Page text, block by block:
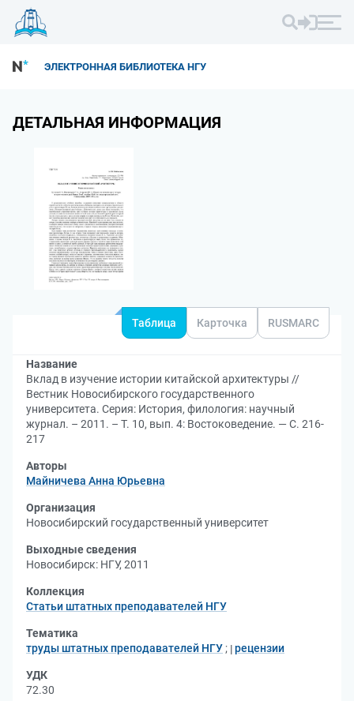
ЭЛЕКТРОННАЯ БИБЛИОТЕКА НГУ
ДЕТАЛЬНАЯ ИНФОРМАЦИЯ
Таблица Карточка RUSMARC
Название
Вклад в изучение истории китайской архитектуры //
Вестник Новосибирского государственного
университета. Серия: История, филология: научный
журнал. – 2011. – Т. 10, вып. 4: Востоковедение. — С. 216-
217
Авторы
Майничева Анна Юрьевна
Организация
Новосибирский государственный университет
Выходные сведения
Новосибирск: НГУ, 2011
Коллекция
Статьи штатных преподавателей НГУ
Тематика
труды штатных преподавателей НГУ ; рецензии
УДК
72.30